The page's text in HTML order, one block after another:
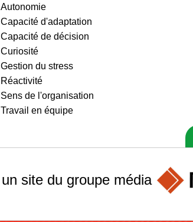
Autonomie
Capacité d'adaptation
Capacité de décision
Curiosité
Gestion du stress
Réactivité
Sens de l'organisation
Travail en équipe
un site du groupe média